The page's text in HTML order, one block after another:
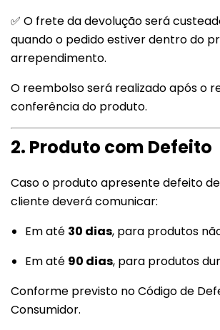
✅ O frete da devolução será
quando o pedido estiver dentro do
arrependimento.
O reembolso será realizado após o
conferência do produto.
2. Produto com Defeito
Caso o produto apresente defeito
cliente deverá comunicar:
Em até 30 dias, para produtos
Em até 90 dias, para produtos
Conforme previsto no Código de
Consumidor.